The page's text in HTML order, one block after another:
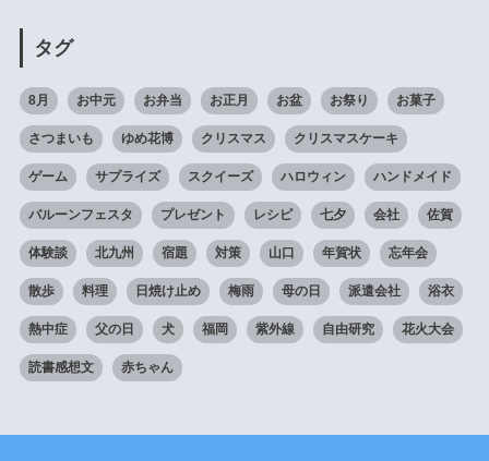
タグ
8月 お中元 お弁当 お正月 お盆 お祭り お菓子
さつまいも ゆめ花博 クリスマス クリスマスケーキ
ゲーム サプライズ スクイーズ ハロウィン ハンドメイド
バルーンフェスタ プレゼント レシピ 七夕 会社 佐賀
体験談 北九州 宿題 対策 山口 年賀状 忘年会
散歩 料理 日焼け止め 梅雨 母の日 派遣会社 浴衣
熱中症 父の日 犬 福岡 紫外線 自由研究 花火大会
読書感想文 赤ちゃん